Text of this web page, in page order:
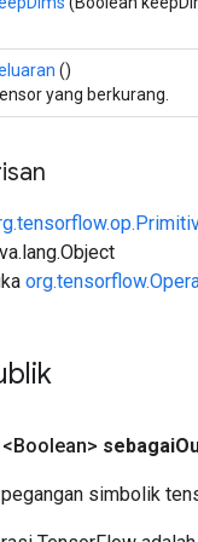
()
yang berkurang.
sebagai
simbolik